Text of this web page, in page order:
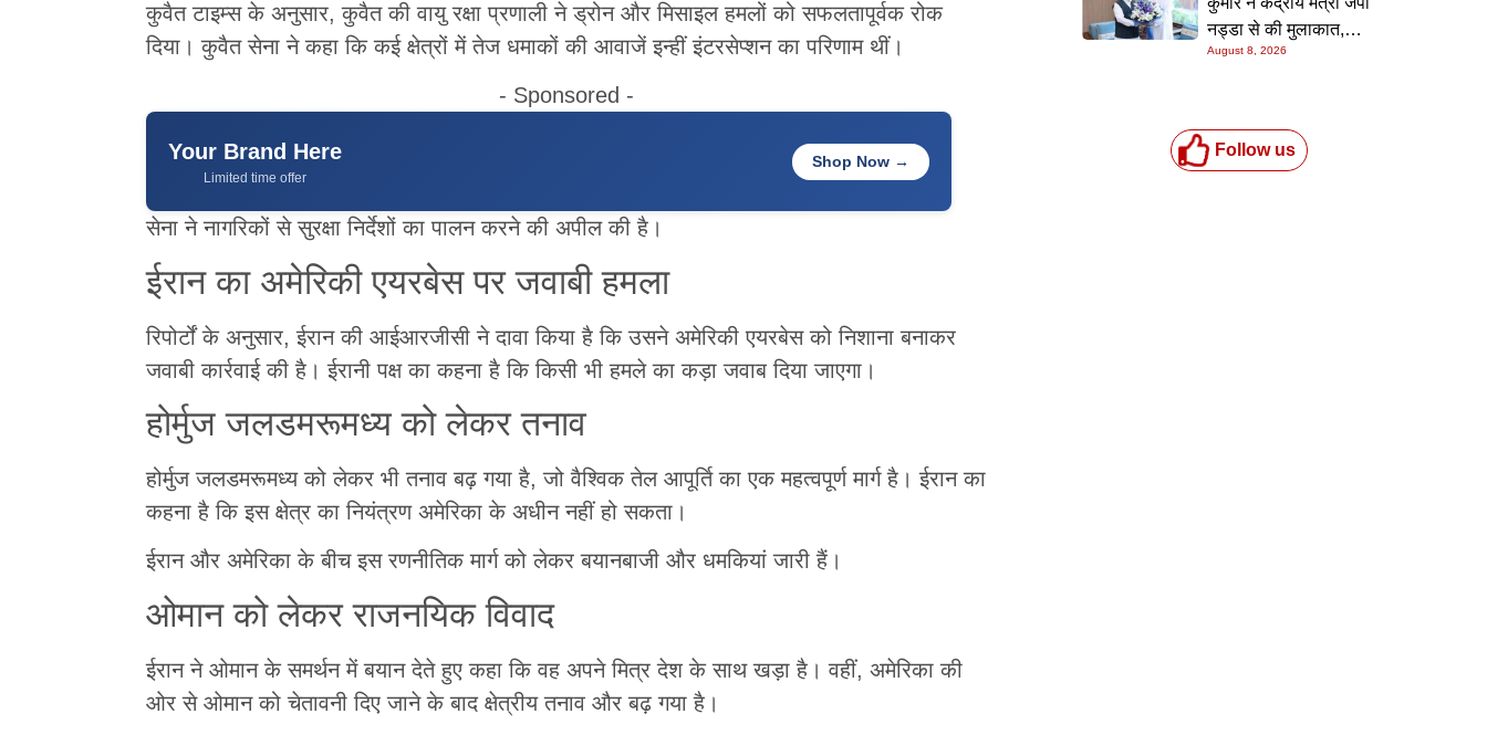
कुवैत टाइम्स के अनुसार, कुवैत की वायु रक्षा प्रणाली ने ड्रोन और मिसाइल हमलों को सफलतापूर्वक रोक
दिया। कुवैत सेना ने कहा कि कई क्षेत्रों में तेज धमाकों की आवाजें इन्हीं इंटरसेप्शन का परिणाम थीं।
- Sponsored -
Your Brand Here
Limited time offer
Shop Now →
सेना ने नागरिकों से सुरक्षा निर्देशों का पालन करने की अपील की है।
ईरान का अमेरिकी एयरबेस पर जवाबी हमला
रिपोर्टों के अनुसार, ईरान की आईआरजीसी ने दावा किया है कि उसने अमेरिकी एयरबेस को निशाना बनाकर
जवाबी कार्रवाई की है। ईरानी पक्ष का कहना है कि किसी भी हमले का कड़ा जवाब दिया जाएगा।
होर्मुज जलडमरूमध्य को लेकर तनाव
होर्मुज जलडमरूमध्य को लेकर भी तनाव बढ़ गया है, जो वैश्विक तेल आपूर्ति का एक महत्वपूर्ण मार्ग है। ईरान का
कहना है कि इस क्षेत्र का नियंत्रण अमेरिका के अधीन नहीं हो सकता।
ईरान और अमेरिका के बीच इस रणनीतिक मार्ग को लेकर बयानबाजी और धमकियां जारी हैं।
ओमान को लेकर राजनयिक विवाद
ईरान ने ओमान के समर्थन में बयान देते हुए कहा कि वह अपने मित्र देश के साथ खड़ा है। वहीं, अमेरिका की
ओर से ओमान को चेतावनी दिए जाने के बाद क्षेत्रीय तनाव और बढ़ गया है।
नड्डा से की मुलाकात,
स्वास्थ्य क्षेत्र के विकास पर
August 8, 2026
Follow us